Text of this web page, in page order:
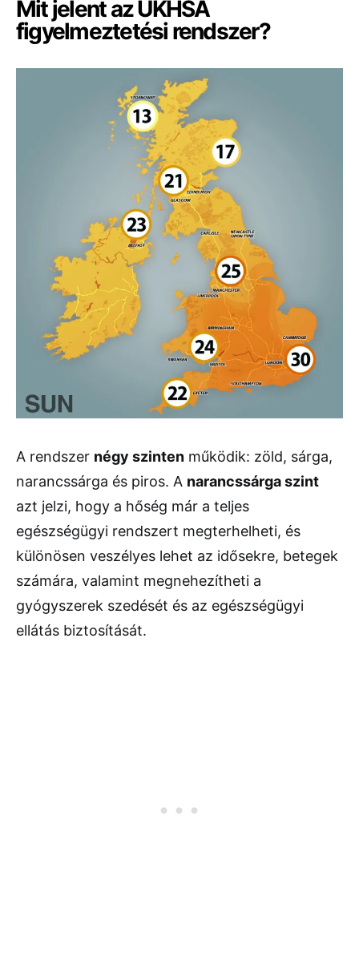
Mit jelent az UKHSA
figyelmeztetési rendszer?
A rendszer négy szinten működik: zöld, sárga,
narancssárga és piros. A narancssárga szint
azt jelzi, hogy a hőség már a teljes
egészségügyi rendszert megterhelheti, és
különösen veszélyes lehet az idősekre, betegek
számára, valamint megnehezítheti a
gyógyszerek szedését és az egészségügyi
ellátás biztosítását.